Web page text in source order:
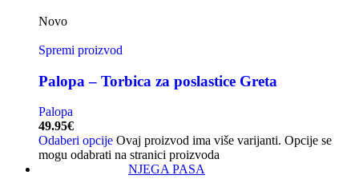
Novo
Spremi proizvod
Palopa – Torbica za poslastice Greta
Palopa
49.95€
Odaberi opcije Ovaj proizvod ima više varijanti. Opcije se
mogu odabrati na stranici proizvoda
NJEGA PASA